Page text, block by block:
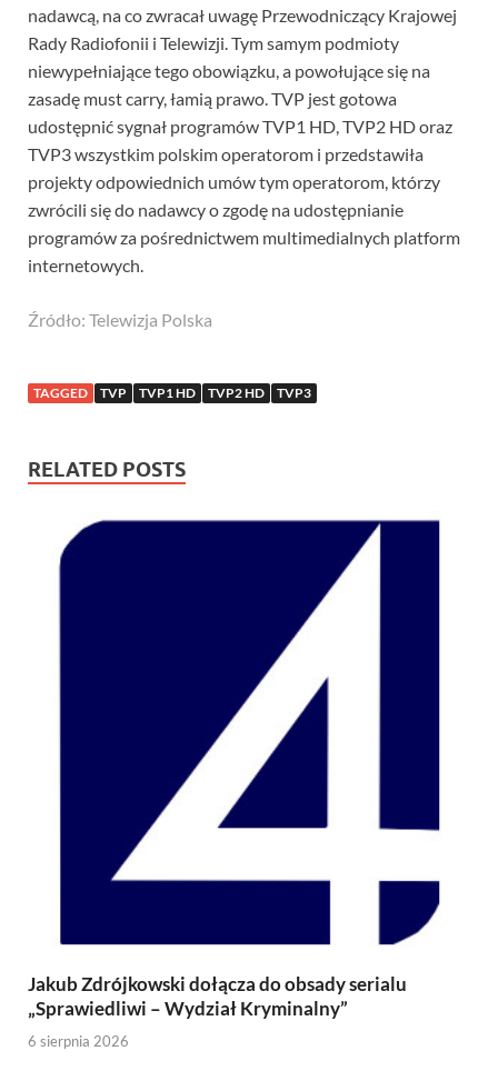
nadawcą, na co zwracał uwagę Przewodniczący Krajowej
Rady Radiofonii i Telewizji. Tym samym podmioty
niewypełniające tego obowiązku, a powołujące się na
zasadę must carry, łamią prawo. TVP jest gotowa
udostępnić sygnał programów TVP1 HD, TVP2 HD oraz
TVP3 wszystkim polskim operatorom i przedstawiła
projekty odpowiednich umów tym operatorom, którzy
zwrócili się do nadawcy o zgodę na udostępnianie
programów za pośrednictwem multimedialnych platform
internetowych.
Źródło: Telewizja Polska
TAGGED TVP TVP1 HD TVP2 HD TVP3
RELATED POSTS
Jakub Zdrójkowski dołącza do obsady serialu
„Sprawiedliwi – Wydział Kryminalny”
6 sierpnia 2026